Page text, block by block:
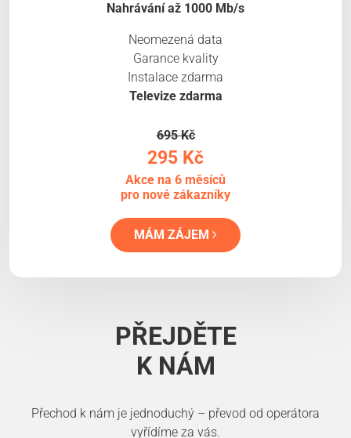
Nahrávání až 1000 Mb/s
Neomezená data
Garance kvality
Instalace zdarma
Televize zdarma
695 Kč
295 Kč
Akce na 6 měsíců
pro nové zákazníky
MÁM ZÁJEM
PŘEJDĚTE
K NÁM
Přechod k nám je jednoduchý – převod od operátora
vyřídíme za vás.